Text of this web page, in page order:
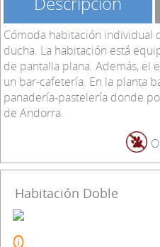
Cómoda habitación individual
ducha. La habitación está
de pantalla plana. Además, el
un bar-cafetería. En la planta
panadería-pastelería donde
de Andorra.
Habitación Doble